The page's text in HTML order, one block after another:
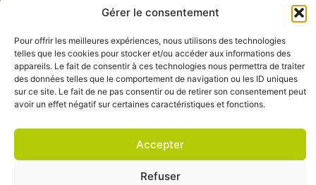
Gérer le consentement
Pour offrir les meilleures expériences, nous utilisons des technologies
telles que les cookies pour stocker et/ou accéder aux informations des
appareils. Le fait de consentir à ces technologies nous permettra de traiter
des données telles que le comportement de navigation ou les ID uniques
sur ce site. Le fait de ne pas consentir ou de retirer son consentement peut
avoir un effet négatif sur certaines caractéristiques et fonctions.
Accepter
Refuser
ACTUALITÉS
QUI SOMMES-
NOUS
CONTACT
FAQ
GESTION DES
DÉCHETS
MAINTENANCE
TRANSPORT &
LOGISTIQUE
RETAIL &
COMMERCE
Mentions légales